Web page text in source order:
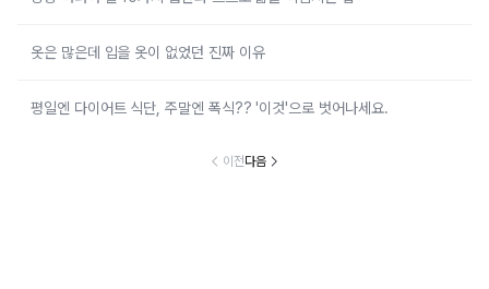
옷은 많은데 입을 옷이 없었던 진짜 이유
평일엔 다이어트 식단, 주말엔 폭식?? '이것'으로 벗어나세요.
이전다음